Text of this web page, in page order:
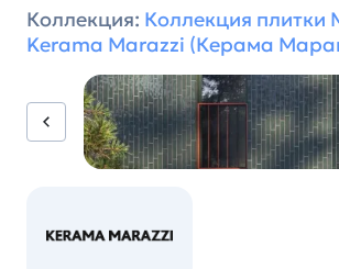
Коллекция: Коллекция
Kerama Marazzi (Керама